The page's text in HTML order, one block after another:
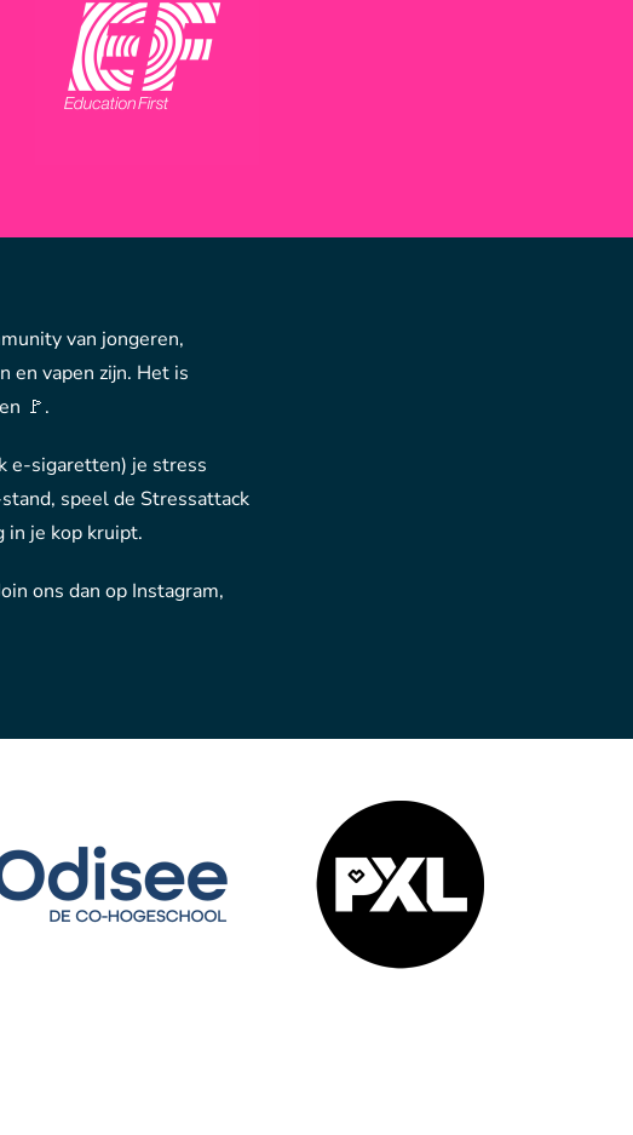
van jongeren,
en vapen zijn. Het is
🚩.
e-sigaretten) je stress
speel de Stressattack
in je kop kruipt.
ons dan op Instagram,